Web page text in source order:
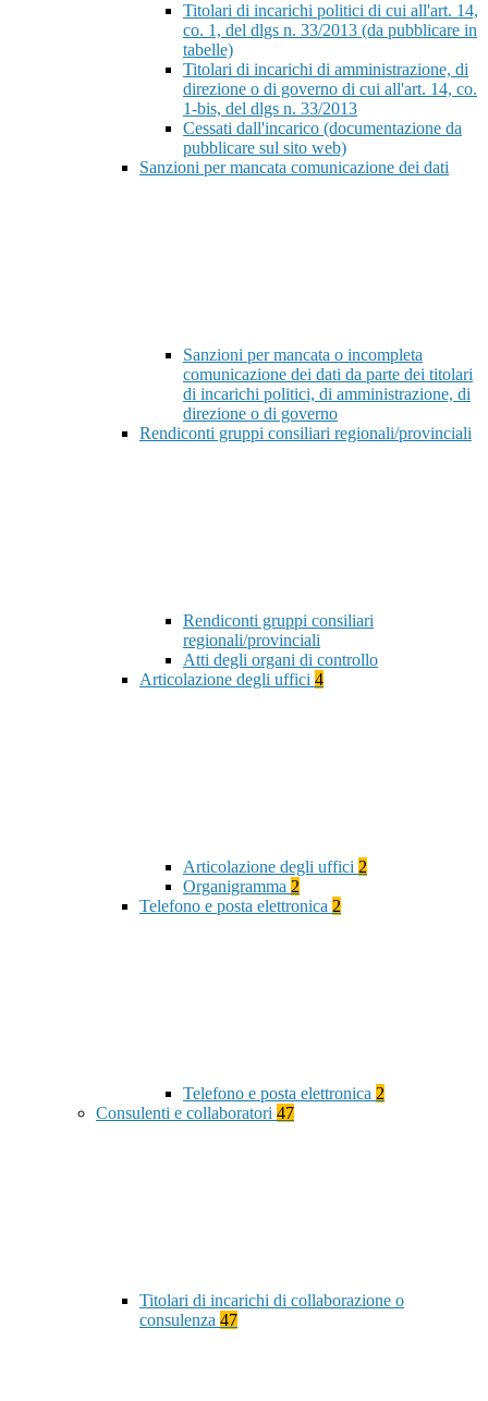
Titolari di incarichi politici di cui all'art. 14,
co. 1, del dlgs n. 33/2013 (da pubblicare in
tabelle)
Titolari di incarichi di amministrazione, di
direzione o di governo di cui all'art. 14, co.
1-bis, del dlgs n. 33/2013
Cessati dall'incarico (documentazione da
pubblicare sul sito web)
Sanzioni per mancata comunicazione dei dati
Sanzioni per mancata o incompleta
comunicazione dei dati da parte dei titolari
di incarichi politici, di amministrazione, di
direzione o di governo
Rendiconti gruppi consiliari regionali/provinciali
Rendiconti gruppi consiliari
regionali/provinciali
Atti degli organi di controllo
Articolazione degli uffici 4
Articolazione degli uffici 2
Organigramma 2
Telefono e posta elettronica 2
Telefono e posta elettronica 2
Consulenti e collaboratori 47
Titolari di incarichi di collaborazione o
consulenza 47